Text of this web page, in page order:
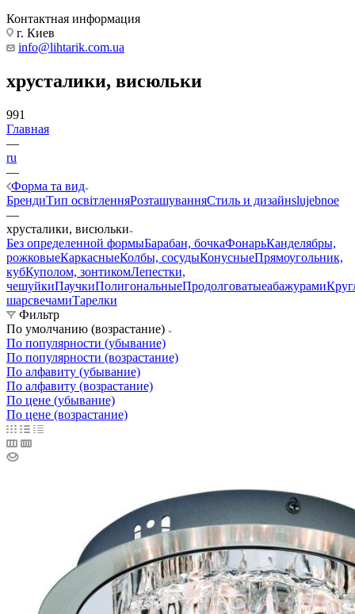
Контактная информация
г. Киев
info@lihtarik.com.ua
хрусталики, висюльки
991
Главная
—
ru
—
Форма та вид
БрендиТип освітленняРозташуванняСтиль и дизайнslujebnoe
—
хрусталики, висюльки
Без определенной формыБарабан, бочкаФонарьКанделябры,
рожковыеКаркасныеКолбы, сосудыКонусныеПрямоугольник,
кубКуполом, зонтикомЛепестки,
чешуйкиПаучкиПолигональныеПродолговатыеабажурами
шарсвечамиТарелки
Фильтр
По умолчанию (возрастание)
По популярности (убывание)
По популярности (возрастание)
По алфавиту (убывание)
По алфавиту (возрастание)
По цене (убывание)
По цене (возрастание)